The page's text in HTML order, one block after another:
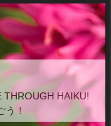
THROUGH HAIKU!
！